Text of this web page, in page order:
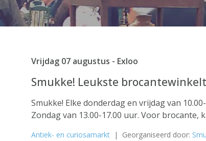
Vrijdag 07 augustus - Exloo
Smukke! Leukste
Smukke! Elke donderdag en vrijdag van
Zondag van 13.00-17.00 uur. Voor brocante,
Antiek- en curiosamarkt | Georganiseerd door: